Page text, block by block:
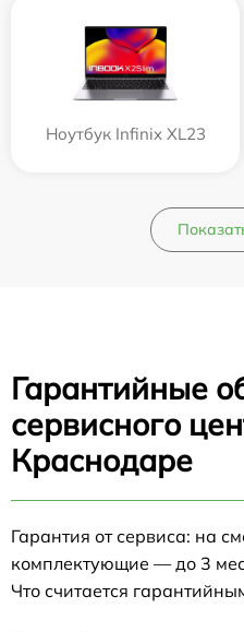
Ноутбук Infinix XL23
Гарантийные
сервисного
Краснодаре
Гарантия от сервиса: на
комплектующие — до 3
Что считается